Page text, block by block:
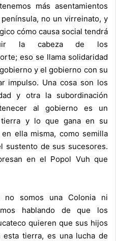
más asentamientos
no un virreinato, y
cómo causa social tendrá
la cabeza de los
eso se llama solidaridad
y el gobierno con su
impulso. Una cosa son los
y otra la subordinación
al gobierno es un
y lo que gana en su
ella misma, como semilla
sustento de sus sucesores.
en el Popol Vuh que
no somos una Colonia ni
hablando de que los
quieren que sus hijos
esta tierra, es una lucha de